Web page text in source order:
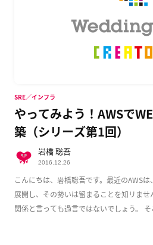
やってみよう！AWSで
築（シリーズ第1回）
こんにちは、岩橋聡吾です。最近のAWS
展開し、その勢いは留まることを知リま
関係と言っても過言ではないでしょう。
SRE／インフラ
岩橋 聡吾
2016.12.26